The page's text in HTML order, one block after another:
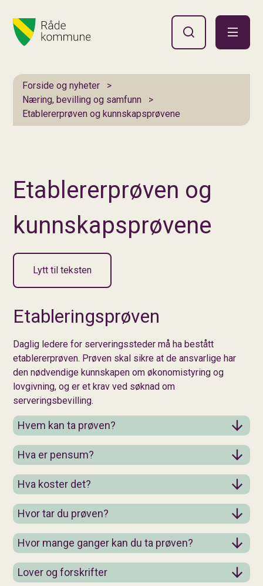
Du er her:
Forside og nyheter
Næring, bevilling og samfunn
Etablererprøven og kunnskapsprøvene
Etablererprøven og
kunnskapsprøvene
Lytt til teksten
Etableringsprøven
Daglig ledere for serveringssteder må ha bestått
etablererprøven. Prøven skal sikre at de ansvarlige har
den nødvendige kunnskapen om økonomistyring og
lovgivning, og er et krav ved søknad om
serveringsbevilling.
Hvem kan ta prøven?
Hva er pensum?
Hva koster det?
Hvor tar du prøven?
Hvor mange ganger kan du ta prøven?
Lover og forskrifter